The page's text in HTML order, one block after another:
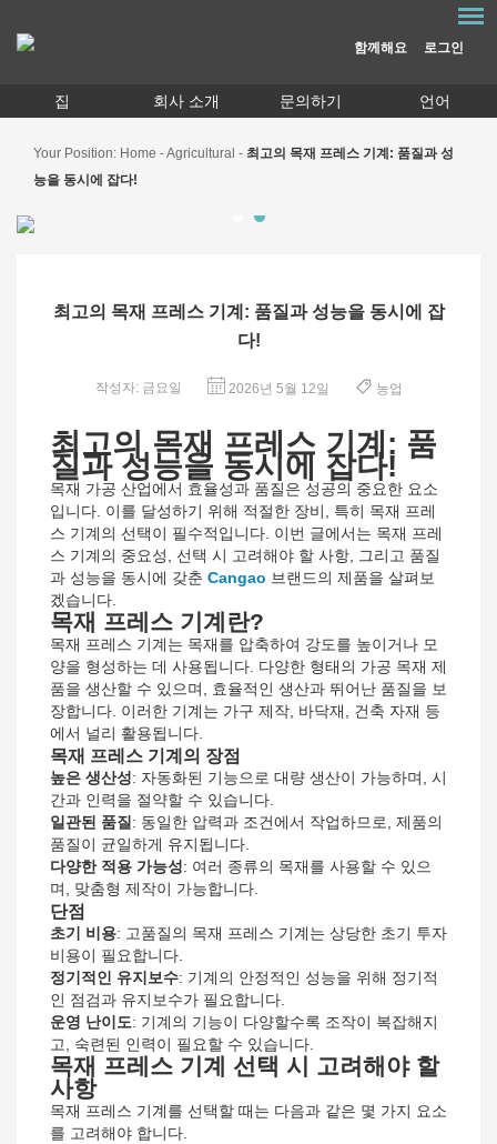
함께해요 로그인
집 회사 소개 문의하기 언어
Your Position: Home -Agricultural - 최고의 목재 프레스 기계: 품질과 성
능을 동시에 잡다!
최고의 목재 프레스 기계: 품질과 성능을 동시에 잡
다!
작성자: 금요일 2026년 5월 12일 농업
최고의 목재 프레스 기계: 품
질과 성능을 동시에 잡다!
목재 가공 산업에서 효율성과 품질은 성공의 중요한 요소
입니다. 이를 달성하기 위해 적절한 장비, 특히 목재 프레
스 기계의 선택이 필수적입니다. 이번 글에서는 목재 프레
스 기계의 중요성, 선택 시 고려해야 할 사항, 그리고 품질
과 성능을 동시에 갖춘 Cangao 브랜드의 제품을 살펴보
겠습니다.
목재 프레스 기계란?
목재 프레스 기계는 목재를 압축하여 강도를 높이거나 모
양을 형성하는 데 사용됩니다. 다양한 형태의 가공 목재 제
품을 생산할 수 있으며, 효율적인 생산과 뛰어난 품질을 보
장합니다. 이러한 기계는 가구 제작, 바닥재, 건축 자재 등
에서 널리 활용됩니다.
목재 프레스 기계의 장점
높은 생산성: 자동화된 기능으로 대량 생산이 가능하며, 시
간과 인력을 절약할 수 있습니다.
일관된 품질: 동일한 압력과 조건에서 작업하므로, 제품의
품질이 균일하게 유지됩니다.
다양한 적용 가능성: 여러 종류의 목재를 사용할 수 있으
며, 맞춤형 제작이 가능합니다.
단점
초기 비용: 고품질의 목재 프레스 기계는 상당한 초기 투자
비용이 필요합니다.
정기적인 유지보수: 기계의 안정적인 성능을 위해 정기적
인 점검과 유지보수가 필요합니다.
운영 난이도: 기계의 기능이 다양할수록 조작이 복잡해지
고, 숙련된 인력이 필요할 수 있습니다.
목재 프레스 기계 선택 시 고려해야 할
사항
목재 프레스 기계를 선택할 때는 다음과 같은 몇 가지 요소
를 고려해야 합니다.